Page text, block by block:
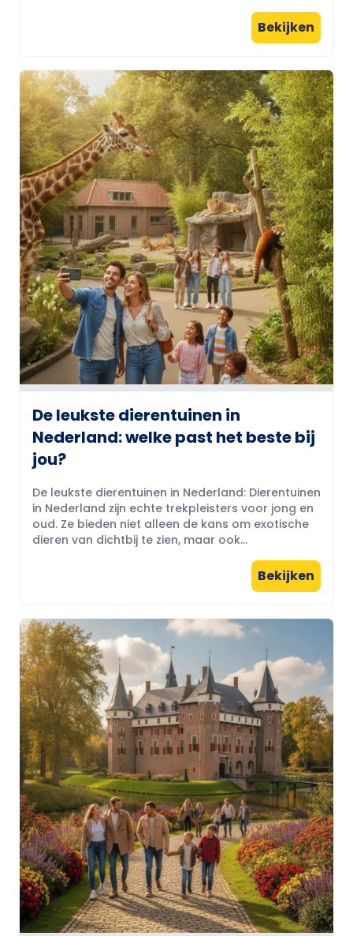
Bekijken
De leukste dierentuinen in
Nederland: welke past het beste bij
jou?
De leukste dierentuinen in Nederland: Dierentuinen
in Nederland zijn echte trekpleisters voor jong en
oud. Ze bieden niet alleen de kans om exotische
dieren van dichtbij te zien, maar ook...
Bekijken